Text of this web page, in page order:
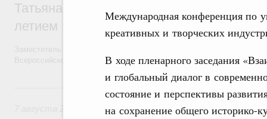
Международная конференция по
креативных и творческих
В ходе пленарного заседания
и глобальный диалог в
состояние и перспективы
на сохранение общего историко-
Татьяна Голикова поздравила
летием
Всероссийского общественного движения «Волонтёры-медики» с
Экономика городов. Городская среда